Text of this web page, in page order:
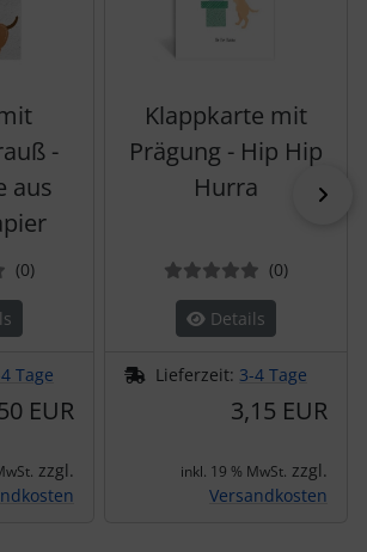
-
aus
(0Bewertungen
)
Tage
EUR
zzgl.
Klappkarte mit
Prägung - Hip Hip
Hurra
(0)
Details
Lieferzeit: 3-4 Tage
3,15 EUR
inkl. 19 % MwSt. zzgl.
Versandkosten